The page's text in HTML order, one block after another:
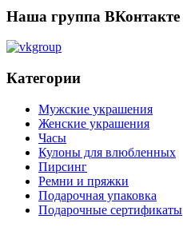
Наша группа ВКонтакте
Категории
Мужские украшения
Женские украшения
Часы
Кулоны для влюбленных
Пирсинг
Ремни и пряжки
Подарочная упаковка
Подарочные сертификаты